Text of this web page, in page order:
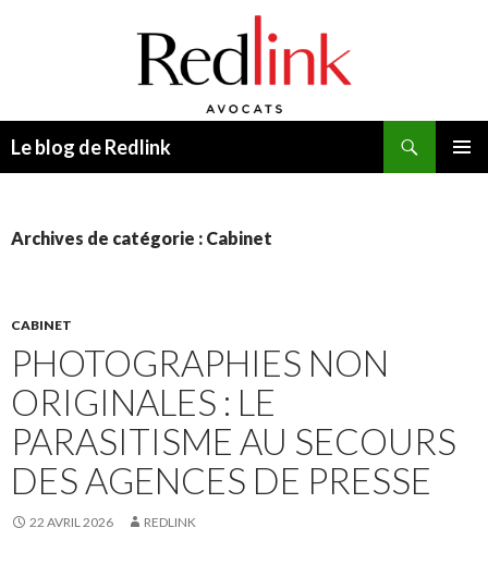
Le blog de Redlink
Archives de catégorie : Cabinet
CABINET
PHOTOGRAPHIES NON
ORIGINALES : LE
PARASITISME AU SECOURS
DES AGENCES DE PRESSE
22 AVRIL 2026 REDLINK